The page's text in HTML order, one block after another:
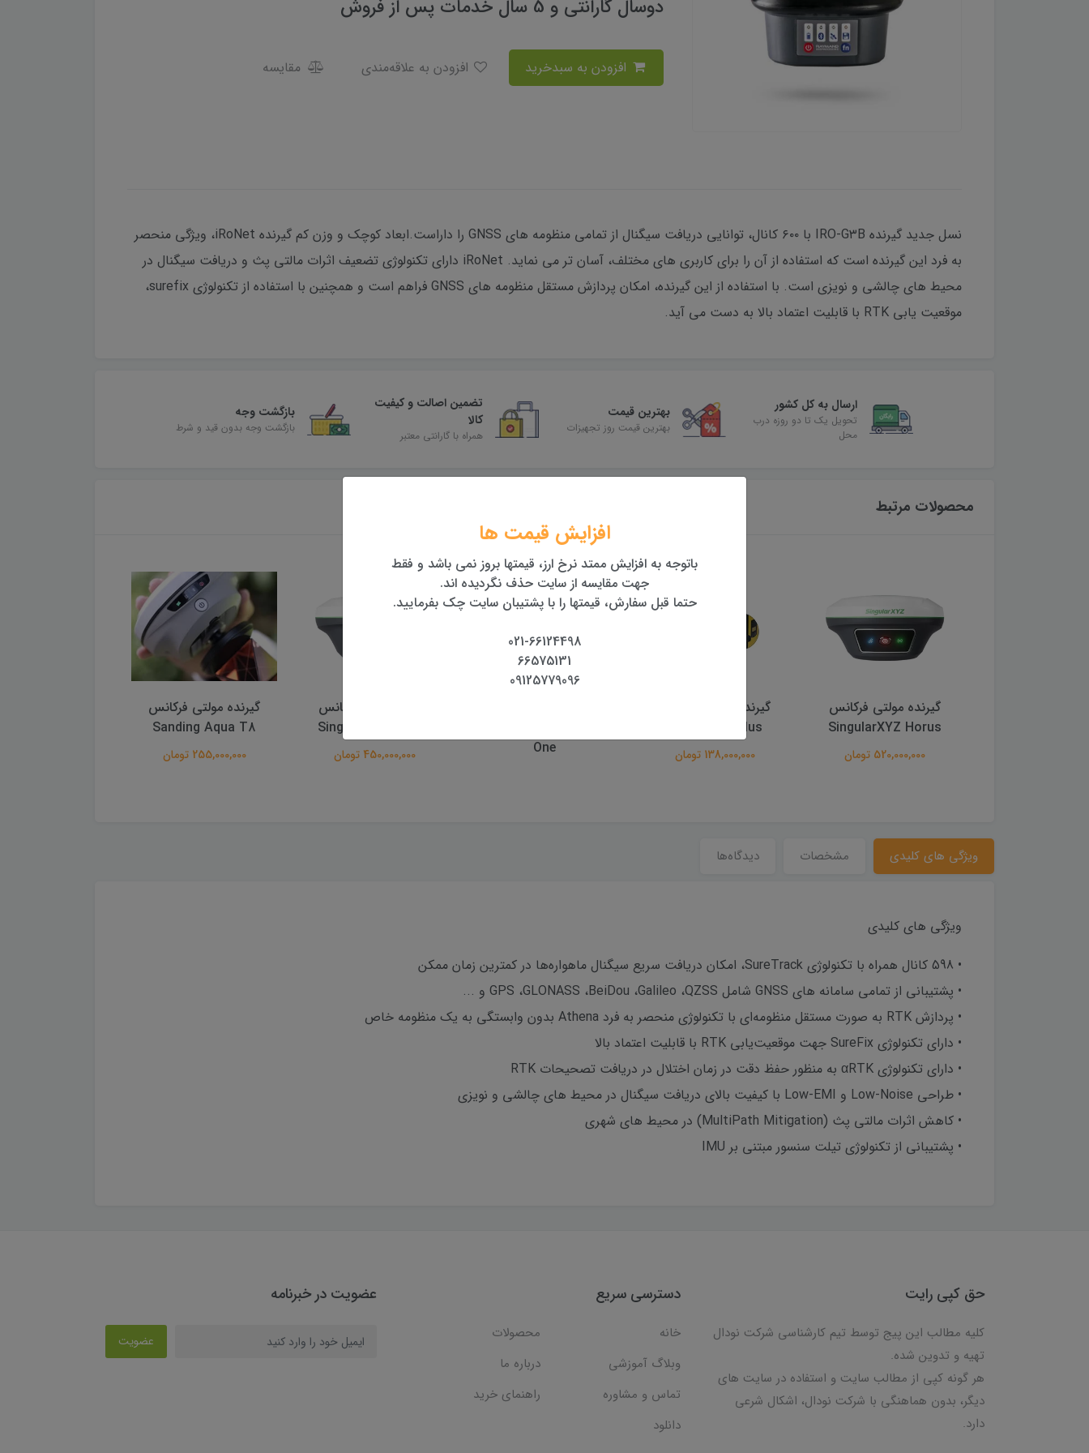
دوسال گارانتی و 5 سال خدمات پس از فروش
مقایسه
نسل جدید گیرنده IRO-G۳B با ۶۰۰ کانال، توانایی دریافت سیگنال از تمامی منظومه های GNSS را داراست.ابعاد کوچک و وزن کم گیرنده iRoNet، ویژگی منحصر
به فرد این گیرنده است که استفاده از آن را برای کاربری های مختلف، آسان تر می نماید. iRoNet دارای تکنولوژی تضعیف اثرات مالتی پث و دریافت سیگنال در
محیط های چالشی و نویزی است. با استفاده از این گیرنده، امکان پردازش مستقل منظومه های GNSS فراهم است و همچنین با استفاده از تکنولوژی surefix،
موقعیت یابی RTK با قابلیت اعتماد بالا به دست می آید.
ارسال به کل کشور
تحویل یک تا دو روزه درب
محل
بهترین قیمت
بهترین قیمت روز تجهیزات
تضمین اصالت و کیفیت
کالا
همراه با گارانتی معتبر
بازگشت وجه
بازگشت وجه بدون قید و شرط
محصولات مرتبط
گیرنده مولتی فرکانس
SingularXYZ Horus
520,000,000 تومان
گیرنده مولتی فرکانس
Singular p2 plus
138,000,000 تومان
One
گیرنده مولتی فرکانس
SingularXYZ Horus
450,000,000 تومان
گیرنده مولتی فرکانس
Sanding Aqua T8
255,000,000 تومان
ویژگی های کلیدی مشخصات دیدگاه‌ها
ویژگی های کلیدی
• 598 کانال همراه با تکنولوژی SureTrack، امکان دریافت سریع سیگنال ماهواره‌ها در کمترین زمان ممکن
• پشتیبانی از تمامی سامانه های GNSS شامل GPS ،GLONASS ،BeiDou ،Galileo ،QZSS و ...
• پردازش RTK به صورت مستقل منظومه‌ای با تکنولوژی منحصر به فرد Athena بدون وابستگی به یک منظومه خاص
• دارای تکنولوژی SureFix جهت موقعیت‌یابی RTK با قابلیت اعتماد بالا
• دارای تکنولوژی αRTK به منظور حفظ دقت در زمان اختلال در دریافت تصحیحات RTK
• طراحی Low-Noise و Low-EMI با کیفیت بالای دریافت سیگنال در محیط های چالشی و نویزی
• کاهش اثرات مالتی پث (MultiPath Mitigation) در محیط های شهری
• پشتیبانی از تکنولوژی تیلت سنسور مبتنی بر IMU
حق کپی رایت
کلیه مطالب این پیج توسط تیم کارشناسی شرکت نودال
تهیه و تدوین شده.
هر گونه کپی از مطالب سایت و استفاده در سایت های
دیگر، بدون هماهنگی با شرکت نودال، اشکال شرعی
دارد.
دسترسی سریع
خانه
محصولات
وبلاگ آموزشی
درباره ما
تماس و مشاوره
راهنمای خرید
دانلود
عضویت در خبرنامه
عضویت
افزایش قیمت ها
باتوجه به افزایش ممتد نرخ ارز، قیمتها بروز نمی باشد و فقط
جهت مقایسه از سایت حذف نگردیده اند.
حتما قبل سفارش، قیمتها را با پشتیبان سایت چک بفرمایید.
021-66124498
66575131
09125779096